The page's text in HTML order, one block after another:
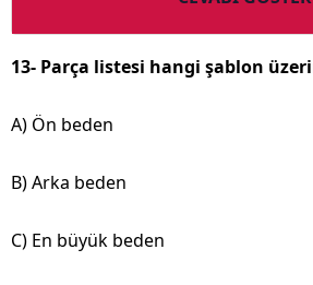
13- Parça listesi hangi şablon
A) Ön beden
B) Arka beden
C) En büyük beden